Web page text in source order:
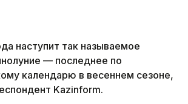
наступит так называемое
— последнее по
календарю в весеннем сезоне,
Kazinform.